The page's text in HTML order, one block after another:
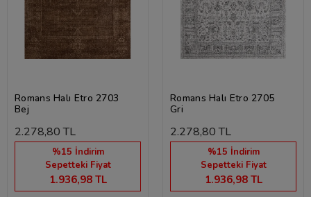
Romans Halı Etro 2703
Bej
2.278,80 TL
%15 İndirim
Sepetteki Fiyat
1.936,98 TL
Romans Halı Etro 2705
Gri
2.278,80 TL
%15 İndirim
Sepetteki Fiyat
1.936,98 TL